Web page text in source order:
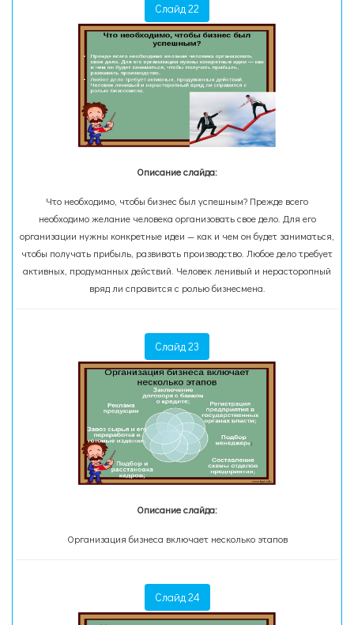
Слайд 22
Описание слайда:
Что необходимо, чтобы бизнес был успешным? Прежде всего
необходимо желание человека организовать свое дело. Для его
организации нужны конкретные идеи — как и чем он будет заниматься,
чтобы получать прибыль, развивать производство. Любое дело требует
активных, продуманных действий. Человек ленивый и нерасторопный
вряд ли справится с ролью бизнесмена.
Слайд 23
Описание слайда:
Организация бизнеса включает несколько этапов
Слайд 24